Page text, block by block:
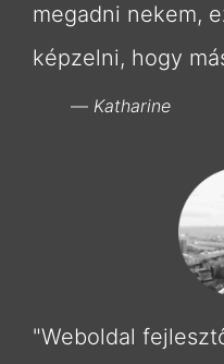
megadni nekem,
képzelni, hogy
Katharine
"Weboldal